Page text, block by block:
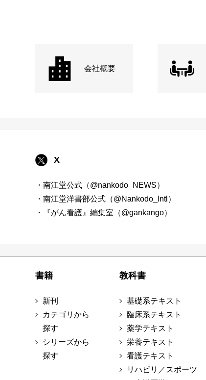
会社概要
X
・南江堂公式（@nankodo_NEWS）
・南江堂洋書部公式（@Nankodo_Intl）
・『がん看護』編集室（@gankango）
書籍
新刊
カテゴリから
探す
シリーズから
探す
教科書
基礎系テキスト
臨床系テキスト
薬学テキスト
栄養テキスト
看護テキスト
リハビリ／スポーツ